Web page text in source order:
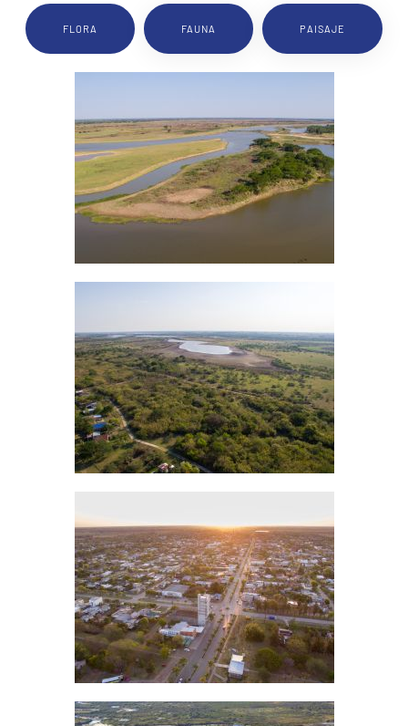
FLORA FAUNA PAISAJE